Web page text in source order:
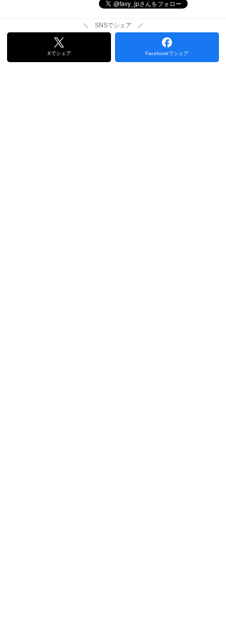
＼ SNSでシェア ／
Xでシェア Facebookでシェア